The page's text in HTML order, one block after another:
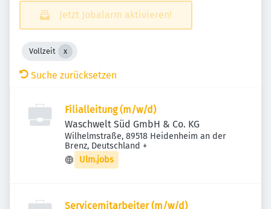
Jetzt Jobalarm aktivieren!
Vollzeit
Suche zurücksetzen
Filialleitung (m/w/d)
Waschwelt Süd GmbH & Co. KG
Wilhelmstraße, 89518 Heidenheim an der
Brenz, Deutschland +
Ulm.jobs
Servicemitarbeiter (m/w/d)